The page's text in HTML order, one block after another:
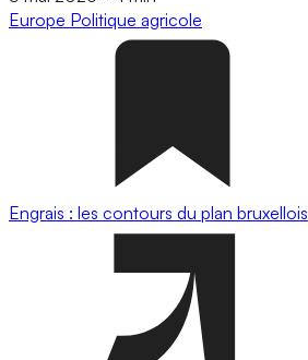
Europe Politique agricole
Engrais : les contours du plan bruxellois